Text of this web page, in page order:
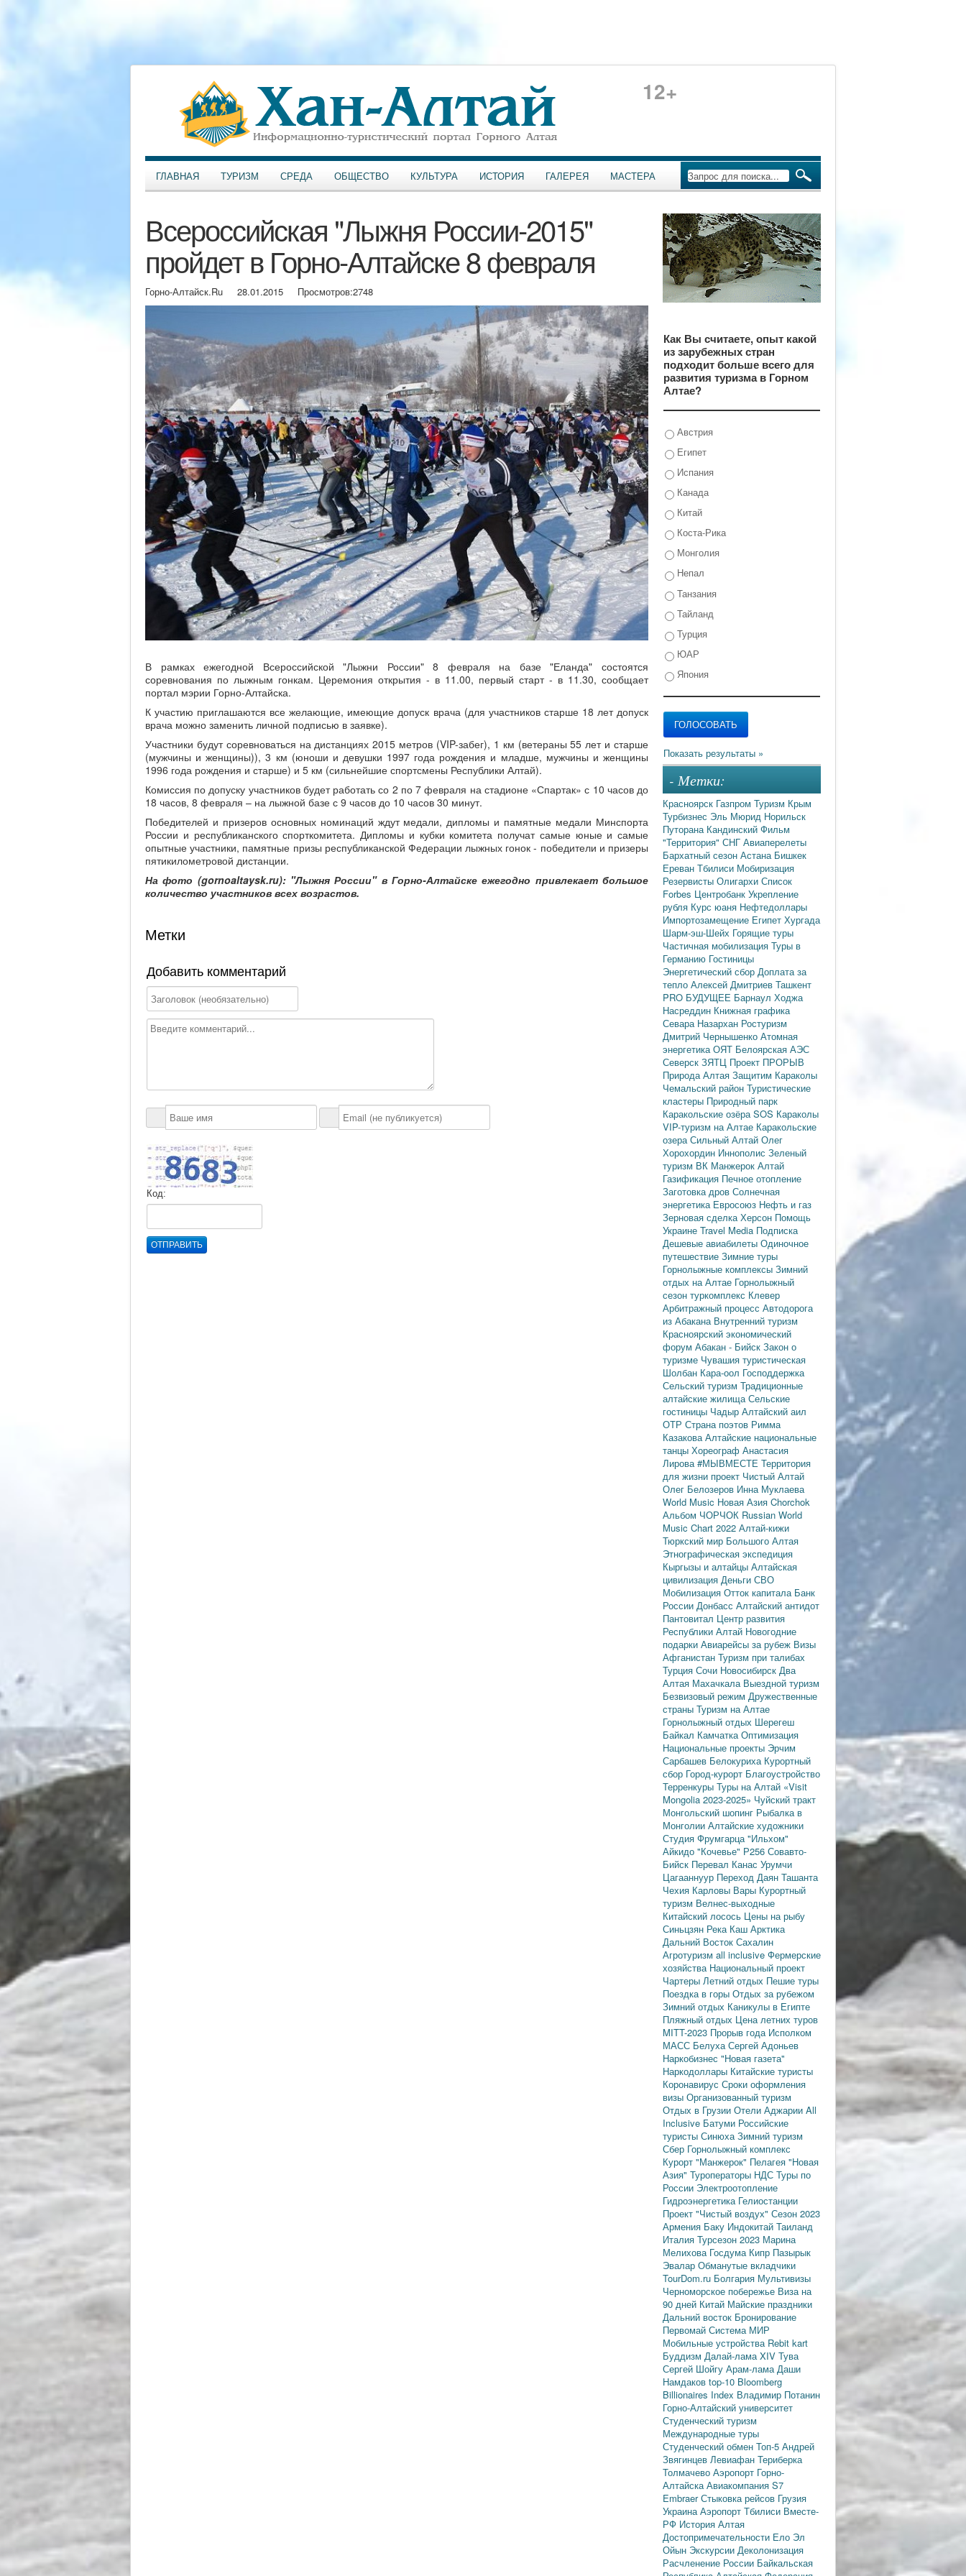
12+
ГЛАВНАЯ ТУРИЗМ СРЕДА ОБЩЕСТВО КУЛЬТУРА ИСТОРИЯ ГАЛЕРЕЯ МАСТЕРА
Всероссийская "Лыжня России-2015"
пройдет в Горно-Алтайске 8 февраля
Горно-Алтайск.Ru 28.01.2015 Просмотров:2748
В рамках ежегодной Всероссийской "Лыжни России" 8 февраля на базе "Еланда" состоятся
соревнования по лыжным гонкам. Церемония открытия - в 11.00, первый старт - в 11.30, сообщает
портал мэрии Горно-Алтайска.
К участию приглашаются все желающие, имеющие допуск врача (для участников старше 18 лет допуск
врача можно заменить личной подписью в заявке).
Участники будут соревноваться на дистанциях 2015 метров (VIP-забег), 1 км (ветераны 55 лет и старше
(мужчины и женщины)), 3 км (юноши и девушки 1997 года рождения и младше, мужчины и женщины
1996 года рождения и старше) и 5 км (сильнейшие спортсмены Республики Алтай).
Комиссия по допуску участников будет работать со 2 по 7 февраля на стадионе «Спартак» с 10 часов до
18 часов, 8 февраля – на лыжной базе с 9 часов до 10 часов 30 минут.
Победителей и призеров основных номинаций ждут медали, дипломы и памятные медали Минспорта
России и республиканского спорткомитета. Дипломы и кубки комитета получат самые юные и самые
опытные участники, памятные призы республиканской Федерации лыжных гонок - победители и призеры
пятикилометровой дистанции.
На фото (gornoaltaysk.ru): "Лыжня России" в Горно-Алтайске ежегодно привлекает большое
количество участников всех возрастов.
Метки
Добавить комментарий
Код:
ОТПРАВИТЬ
Как Вы считаете, опыт какой
из зарубежных стран
подходит больше всего для
развития туризма в Горном
Алтае?
Австрия
Египет
Испания
Канада
Китай
Коста-Рика
Монголия
Непал
Танзания
Тайланд
Турция
ЮАР
Япония
- Метки:
Красноярск Газпром Туризм Крым
Турбизнес Эль Мюрид Норильск
Путорана Кандинский Фильм
"Территория" СНГ Авиаперелеты
Бархатный сезон Астана Бишкек
Ереван Тбилиси Мобиризация
Резервисты Олигархи Список
Forbes Центробанк Укрепление
рубля Курс юаня Нефтедоллары
Импортозамещение Египет Хургада
Шарм-эш-Шейх Горящие туры
Частичная мобилизация Туры в
Германию Гостиницы
Энергетический сбор Доплата за
тепло Алексей Дмитриев Ташкент
PRO БУДУЩЕЕ Барнаул Ходжа
Насреддин Книжная графика
Севара Назархан Ростуризм
Дмитрий Чернышенко Атомная
энергетикаОЯТ Белоярская АЭС
Северск ЗЯТЦ Проект ПРОРЫВ
Природа Алтая Защитим Караколы
Чемальский район Туристические
кластеры Природный парк
Каракольские озёраSOS Караколы
VIP-туризм на Алтае Каракольские
озераСильный Алтай Олег
Хорохордин Иннополис Зеленый
туризм ВК Манжерок Алтай
Газификация Печное отопление
Заготовка дров Солнечная
энергетика Евросоюз Нефть и газ
Зерновая сделкаХерсон Помощь
Украине Travel Media Подписка
Дешевые авиабилеты Одиночное
путешествие Зимние туры
Горнолыжные комплексы Зимний
отдых на Алтае Горнолыжный
сезон туркомплекс Клевер
Арбитражный процесс Автодорога
из Абакана Внутренний туризм
Красноярский экономический
форум Абакан - Бийск Закон о
туризме Чувашия туристическая
Шолбан Кара-оол Господдержка
Сельский туризм Традиционные
алтайские жилищаСельские
гостиницы Чадыр Алтайский аил
ОТР Страна поэтов Римма
КазаковаАлтайские национальные
танцы Хореограф Анастасия
Лирова#МЫВМЕСТЕ Территория
для жизни проект Чистый Алтай
Олег Белозеров Инна Муклаева
World Music Новая Азия Chorchok
Альбом ЧОРЧОК Russian World
Music Chart 2022 Алтай-кижи
Тюркский мир Большого Алтая
Этнографическая экспедиция
Кыргызы и алтайцы Алтайская
цивилизация Деньги СВО
Мобилизация Отток капитала Банк
России Донбасс Алтайский антидот
Пантовитал Центр развития
Республики Алтай Новогодние
подарки Авиарейсы за рубеж Визы
Афганистан Туризм при талибах
Турция Сочи Новосибирск Два
Алтая Махачкала Выездной туризм
Безвизовый режим Дружественные
страны Туризм на Алтае
Горнолыжный отдых Шерегеш
Байкал КамчаткаОптимизация
Национальные проекты Эрчим
Сарбашев Белокуриха Курортный
сбор Город-курорт Благоустройство
Терренкуры Туры на Алтай «Visit
Mongolia 2023-2025» Чуйский тракт
Монгольский шопинг Рыбалка в
Монголии Алтайские художники
Студия Фрумгарца"Ильхом"
Айкидо "Кочевье" Р256 Совавто-
Бийск Перевал Канас Урумчи
Цагааннуур Переход Даян Ташанта
Чехия Карловы Вары Курортный
туризм Велнес-выходные
Китайский лосось Цены на рыбу
Синьцзян Река Каш Арктика
Дальний Восток Сахалин
Агротуризм all inclusive Фермерские
хозяйства Национальный проект
Чартеры Летний отдых Пешие туры
Поездка в горы Отдых за рубежом
Зимний отдых Каникулы в Египте
Пляжный отдых Цена летних туров
MITT-2023 Прорыв года Исполком
МАСС БелухаСергей Адоньев
Наркобизнес "Новая газета"
Наркодоллары Китайские туристы
Коронавирус Сроки оформления
визы Организованный туризм
Отдых в Грузии Отели Аджарии All
Inclusive Батуми Российские
туристы СинюхаЗимний туризм
Сбер Горнолыжный комплекс
Курорт "Манжерок" Пелагея "Новая
Азия" Туроператоры НДС Туры по
России Электроотопление
Гидроэнергетика Гелиостанции
Проект "Чистый воздух" Сезон 2023
Армения Баку Индокитай Таиланд
Италия Турсезон 2023 Марина
Мелихова Госдума Кипр Пазырык
Эвалар Обманутые вкладчики
TourDom.ru Болгария Мультивизы
Черноморское побережье Виза на
90 дней Китай Майские праздники
Дальний восток Бронирование
Первомай Система МИР
Мобильные устройства Rebit kart
Буддизм Далай-лама XIV Тува
Сергей Шойгу Арам-ламаДаши
Намдаков top-10 Bloomberg
Billionaires Index Владимир Потанин
Горно-Алтайский университет
Студенческий туризм
Международные туры
Студенческий обмен Топ-5 Андрей
Звягинцев Левиафан Териберка
Толмачево Аэропорт Горно-
АлтайскаАвиакомпания S7
EmbraerСтыковка рейсов Грузия
УкраинаАэропорт Тбилиси Вместе-
РФ История Алтая
Достопримечательности Ело Эл
Ойын Экскурсии Деколонизация
Расчленение России Байкальская